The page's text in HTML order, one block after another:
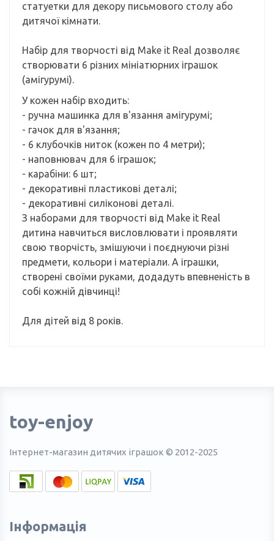
статуетки для декору письмового столу або
дитячої кімнати.
Набір для творчості від Make it Real дозволяє
створювати 6 різних мініатюрних іграшок
(амігурумі).
У кожен набір входить:
- ручна машинка для в'язання амігурумі;
- гачок для в'язання;
- 6 клубочків ниток (кожен по 4 метри);
- наповнювач для 6 іграшок;
- карабіни: 6 шт;
- декоративні пластикові деталі;
- декоративні силіконові деталі.
З наборами для творчості від Make it Real
дитина навчиться висловлювати і проявляти
свою творчість, змішуючи і поєднуючи різні
предмети, кольори і матеріали. А іграшки,
створені своїми руками, додадуть впевненість в
собі кожній дівчинці!
Для дітей від 8 років.
toy-enjoy
Інтернет-магазин дитячих іграшок © 2012-2025
Інформація